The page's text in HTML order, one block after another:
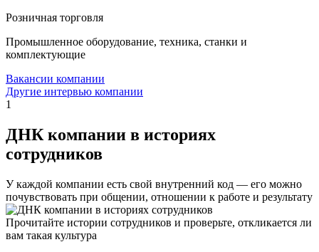
Розничная торговля
Промышленное оборудование, техника, станки и
комплектующие
Вакансии компании
Другие интервью компании
1
ДНК компании в историях
сотрудников
У каждой компании есть свой внутренний код — его можно
почувствовать при общении, отношении к работе и результату
Прочитайте истории сотрудников и проверьте, откликается ли
вам такая культура